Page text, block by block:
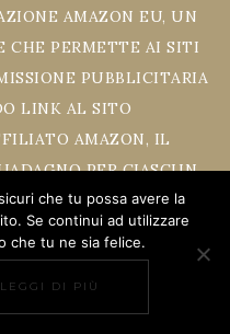
AMAZON EU, UN
CHE PERMETTE AI SITI
PUBBLICITARIA
LINK AL SITO
AMAZON, IL
PER CIASCUN
ON GENESIS FRAMEWORK
che tu possa avere la
Se continui ad utilizzare
che tu ne sia felice.
LEGGI DI PIÙ